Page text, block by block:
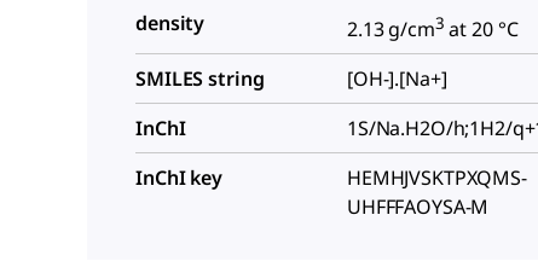
density
2.13 g/cm3 at 20 °C
SMILES string
[OH-].[Na+]
InChI
1S/Na.H2O/h;1H2/
InChI key
HEMHJVSKTPXQMS-
UHFFFAOYSA-M